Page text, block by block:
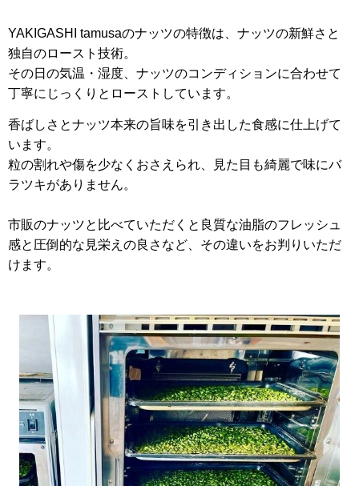
YAKIGASHI tamusaのナッツの特徴は、ナッツの新鮮さと
独自のロースト技術。
その日の気温・湿度、ナッツのコンディションに合わせて
丁寧にじっくりとローストしています。
香ばしさとナッツ本来の旨味を引き出した食感に仕上げて
います。
粒の割れや傷を少なくおさえられ、見た目も綺麗で味にバ
ラツキがありません。
市販のナッツと比べていただくと良質な油脂のフレッシュ
感と圧倒的な見栄えの良さなど、その違いをお判りいただ
けます。